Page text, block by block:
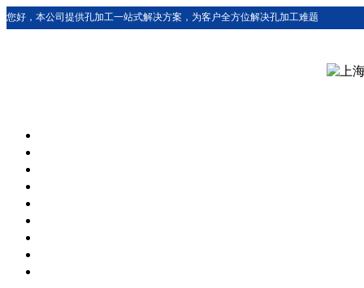
您好，本公司提供孔加工一站式解决方案，为客户全方位解决孔加工难题